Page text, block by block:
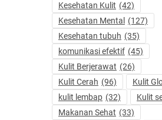
Kesehatan Kulit (42)
Kesehatan Mental
(127)
Kesehatan tubuh (35)
komunikasi efektif (45)
Kulit Berjerawat (26)
Kulit Cerah (96) Kulit
kulit lembap (32) Kulit
Makanan Sehat (33)